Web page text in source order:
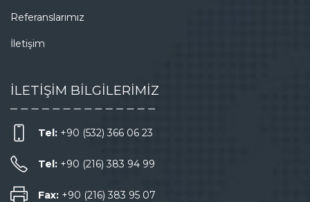
Referanslarımız
İletişim
İLETİŞİM BİLGİLERİMİZ
Tel: +90 (532) 366 06 23
Tel: +90 (216) 383 94 99
Fax: +90 (216) 383 95 07